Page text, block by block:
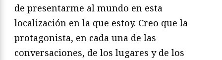
de presentarme al mundo en esta
localización en la que estoy. Creo que la
protagonista, en cada una de las
conversaciones, de los lugares y de los